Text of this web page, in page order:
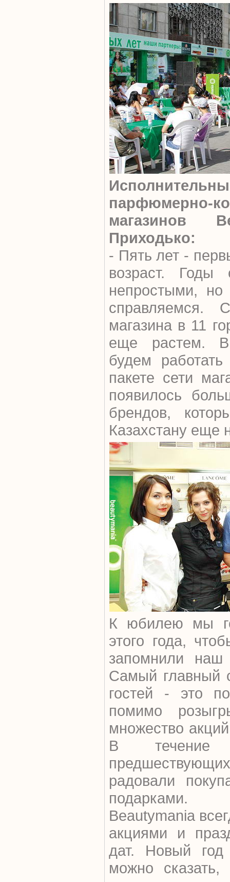
парфюмерно-
магазинов
Приходько:
- Пять лет -
возраст. Годы
непростыми,
магазина в 11
еще растем.
будем
пакете сети
появилось
брендов,
Казахстану еще
К юбилею мы
этого года,
запомнили наш
Самый главный
гостей - это
помимо
множество
В течение
радовали
подарками.
Beautymania
акциями и
дат. Новый
можно сказать,